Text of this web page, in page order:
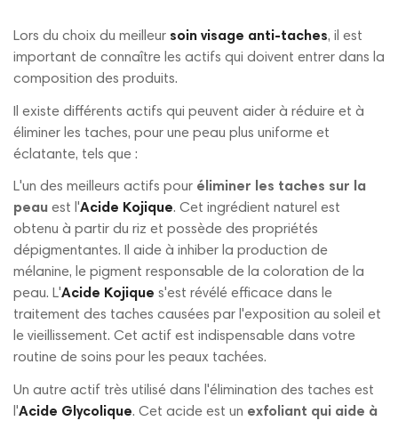
Lors du choix du meilleur soin visage anti-taches, il est
important de connaître les actifs qui doivent entrer dans la
composition des produits.
Il existe différents actifs qui peuvent aider à réduire et à
éliminer les taches, pour une peau plus uniforme et
éclatante, tels que :
L'un des meilleurs actifs pour éliminer les taches sur la
peau est l'Acide Kojique. Cet ingrédient naturel est
obtenu à partir du riz et possède des propriétés
dépigmentantes. Il aide à inhiber la production de
mélanine, le pigment responsable de la coloration de la
peau. L'Acide Kojique s'est révélé efficace dans le
traitement des taches causées par l'exposition au soleil et
le vieillissement. Cet actif est indispensable dans votre
routine de soins pour les peaux tachées.
Un autre actif très utilisé dans l'élimination des taches est
l'Acide Glycolique. Cet acide est un exfoliant qui aide à